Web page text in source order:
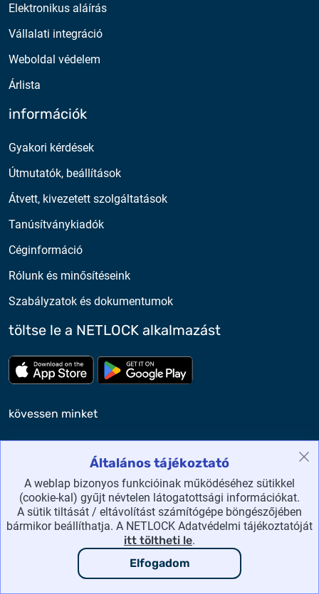
Általános tájékoztató
A weblap bizonyos funkcióinak működéséhez sütikkel
(cookie-kal) gyűjt névtelen látogatottsági információkat.
A sütik tiltását / eltávolítást számítógépe böngészőjében
bármikor beállíthatja. A NETLOCK Adatvédelmi tájékoztatóját
itt töltheti le.
Elfogadom
Elektronikus aláírás
Vállalati integráció
Weboldal védelem
Árlista
információk
Gyakori kérdések
Útmutatók, beállítások
Átvett, kivezetett szolgáltatások
Tanúsítványkiadók
Céginformáció
Rólunk és minősítéseink
Szabályzatok és dokumentumok
töltse le a NETLOCK alkalmazást
Töltse le az App Store-bólTöltse le a google play-
kövessen minket
NETLOCK Kft. ©2026 Minden jog fenntartva.
adatvédelmi irányelvek